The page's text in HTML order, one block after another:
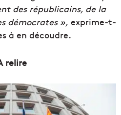
des républicains, de la
démocrates », exprime-t-
à en découdre.
relire